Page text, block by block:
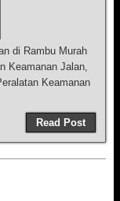
di Rambu Murah
Keamanan Jalan,
Keamanan
Read Post